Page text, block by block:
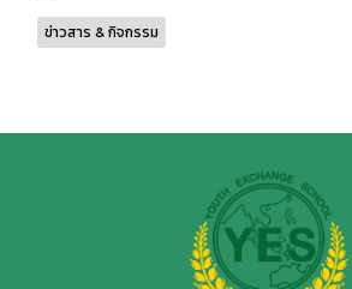
ข่าวสาร & กิจกรรม